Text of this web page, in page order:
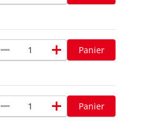
remove add Panier
remove add Panier